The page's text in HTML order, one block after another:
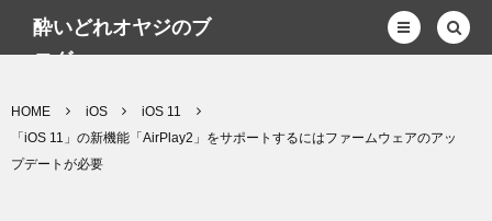
酔いどれオヤジのブ
ログwp
HOME iOS
iOS 11
「iOS 11」の新機能「AirPlay2」をサポートするにはファームウェアのアッ
プデートが必要